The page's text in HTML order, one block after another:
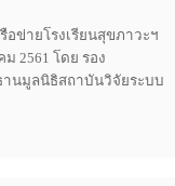
อข่ายโรงเรียนสุขภาวะฯ
2561 โดย รอง
านมูลนิธิสถาบันวิจัยระบบ